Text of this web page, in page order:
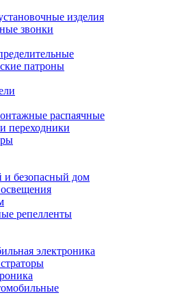
изделия
звонки
патроны
распаячные
переходники
и безопасный дом
репелленты
электроника